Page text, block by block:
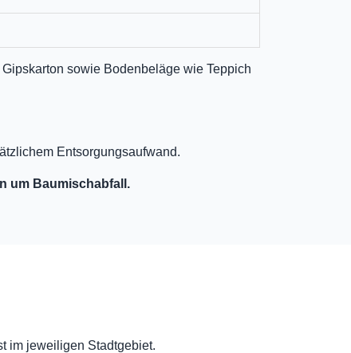
sowie Bodenbeläge wie Teppich
Entsorgungsaufwand.
um Baumischabfall.
im jeweiligen Stadtgebiet.